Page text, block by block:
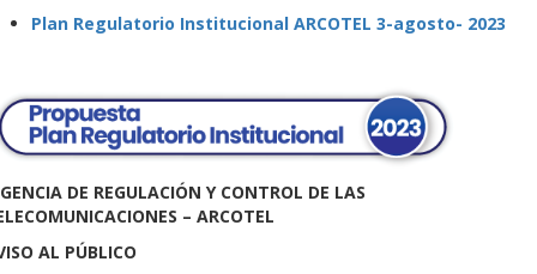
Plan Regulatorio Institucional ARCOTEL 3-agosto- 2023
DE REGULACIÓN Y CONTROL DE LAS
– ARCOTEL
AL PÚBLICO